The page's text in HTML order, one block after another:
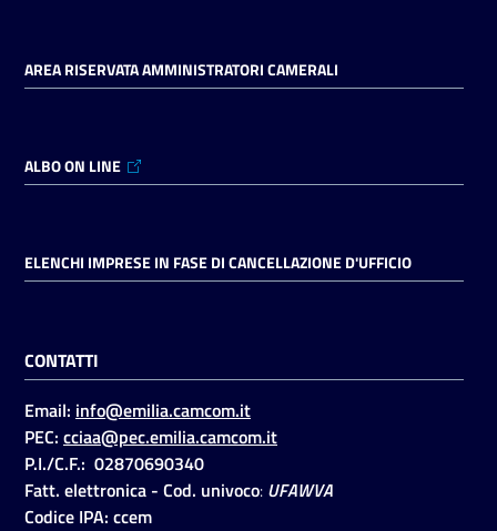
AREA RISERVATA AMMINISTRATORI CAMERALI
ALBO ON LINE
ELENCHI IMPRESE IN FASE DI CANCELLAZIONE D'UFFICIO
CONTATTI
Email: info@emilia.camcom.it
PEC: cciaa@pec.emilia.camcom.it
P.I./C.F.: 02870690340
Fatt. elettronica - Cod. univoco: UFAWVA
Codice IPA: ccem